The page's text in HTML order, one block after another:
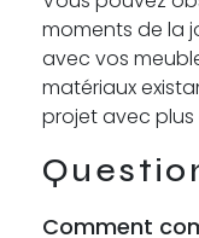
moments de la
avec vos
matériaux
projet avec
Comment